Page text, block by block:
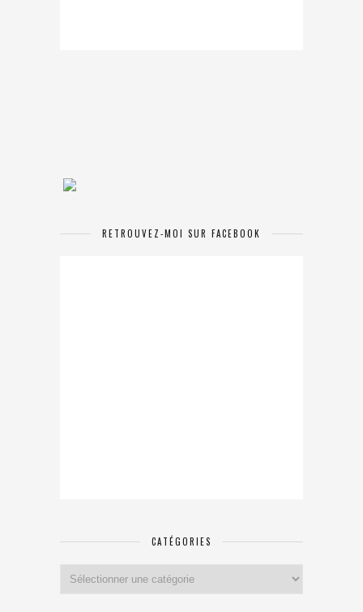
RETROUVEZ-MOI SUR FACEBOOK
CATÉGORIES